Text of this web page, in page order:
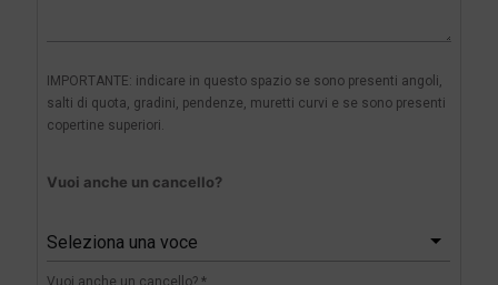
IMPORTANTE: indicare in questo spazio se sono presenti angoli,
salti di quota, gradini, pendenze, muretti curvi e se sono presenti
copertine superiori.
Vuoi anche un cancello?
Seleziona una voce